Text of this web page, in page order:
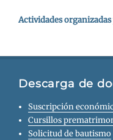
Actividades
Descarga de
Suscripción
Cursillos
Solicitud de bautismo